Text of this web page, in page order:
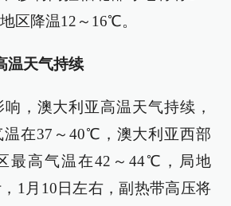
区降温12～16℃。
温天气持续
，澳大利亚高温天气持续，
温在37～40℃，澳大利亚西部
最高气温在42～44℃，局地
1月10日左右，副热带高压将